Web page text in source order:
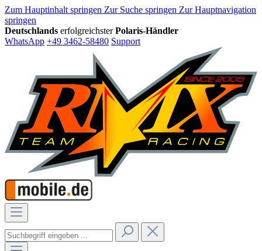
Zum Hauptinhalt springen Zur Suche springen Zur Hauptnavigation
springen
Deutschlands erfolgreichster Polaris-Händler
WhatsApp +49 3462-58480 Support